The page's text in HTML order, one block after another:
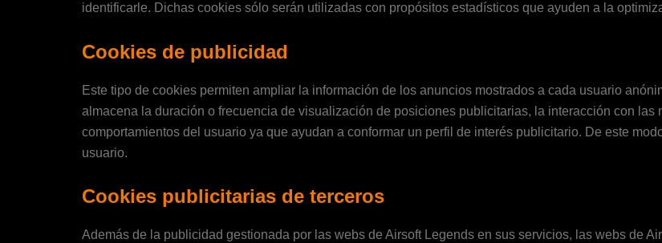
identificarle. Dichas cookies sólo serán utilizadas con propósitos estadísticos que ayuden a la
Cookies de publicidad
Este tipo de cookies permiten ampliar la información de los anuncios mostrados a cada usuario
almacena la duración o frecuencia de visualización de posiciones publicitarias, la interacción con las
comportamientos del usuario ya que ayudan a conformar un perfil de interés publicitario. De este
usuario.
Cookies publicitarias de terceros
Además de la publicidad gestionada por las webs de Airsoft Legends en sus servicios, las webs de